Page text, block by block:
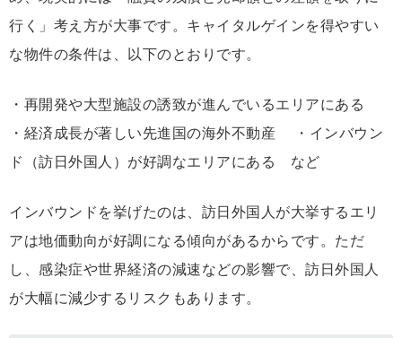
行く」考え方が大事です。キャイタルゲインを得やすい
な物件の条件は、以下のとおりです。
・再開発や大型施設の誘致が進んでいるエリアにある
・経済成長が著しい先進国の海外不動産 ・インバウン
ド（訪日外国人）が好調なエリアにある など
インバウンドを挙げたのは、訪日外国人が大挙するエリ
アは地価動向が好調になる傾向があるからです。ただ
し、感染症や世界経済の減速などの影響で、訪日外国人
が大幅に減少するリスクもあります。